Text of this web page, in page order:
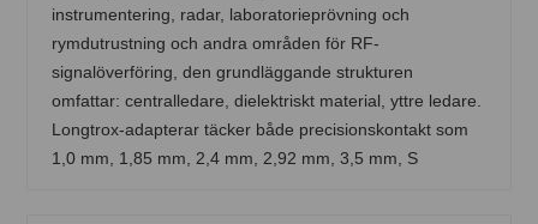
instrumentering, radar, laboratorieprövning och
rymdutrustning och andra områden för RF-
signalöverföring, den grundläggande strukturen
omfattar: centralledare, dielektriskt material, yttre ledare.
Longtrox-adapterar täcker både precisionskontakt som
1,0 mm, 1,85 mm, 2,4 mm, 2,92 mm, 3,5 mm, S